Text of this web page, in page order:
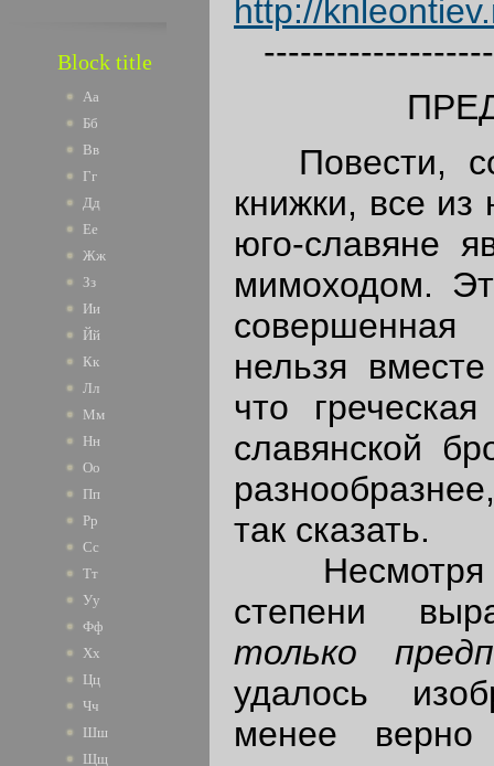
Block title
Аа
Бб
Вв
Гг
Дд
Ее
Жж
Зз
Ии
Йй
Кк
Лл
Мм
Нн
Оо
Пп
Рр
Сс
Тт
Уу
Фф
Хх
Цц
Чч
Шш
Щщ
http://
Повести,
книжки, все из
юго-славяне
мимоходом.
совершенная
нельзя
что
славянской
так сказать.
Несмотря
степени
только
удалось
менее верно